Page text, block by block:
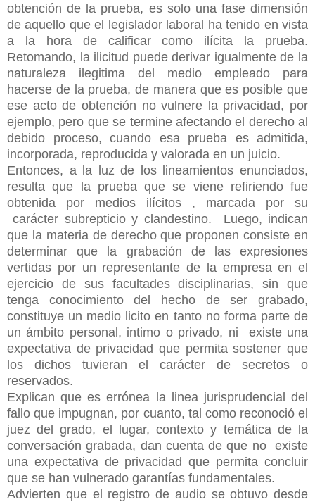
obtención de la prueba, es solo una fase dimensión
de aquello que el legislador laboral ha tenido en vista
a la hora de calificar como ilícita la prueba.
Retomando, la ilicitud puede derivar igualmente de la
naturaleza ilegitima del medio empleado para
hacerse de la prueba, de manera que es posible que
ese acto de obtención no vulnere la privacidad, por
ejemplo, pero que se termine afectando el derecho al
debido proceso, cuando esa prueba es admitida,
incorporada, reproducida y valorada en un juicio.
Entonces, a la luz de los lineamientos enunciados,
resulta que la prueba que se viene refiriendo fue
obtenida por medios ilícitos , marcada por su
carácter subrepticio y clandestino. Luego, indican
que la materia de derecho que proponen consiste en
determinar que la grabación de las expresiones
vertidas por un representante de la empresa en el
ejercicio de sus facultades disciplinarias, sin que
tenga conocimiento del hecho de ser grabado,
constituye un medio licito en tanto no forma parte de
un ámbito personal, intimo o privado, ni existe una
expectativa de privacidad que permita sostener que
los dichos tuvieran el carácter de secretos o
reservados.
Explican que es errónea la linea jurisprudencial del
fallo que impugnan, por cuanto, tal como reconoció el
juez del grado, el lugar, contexto y temática de la
conversación grabada, dan cuenta de que no existe
una expectativa de privacidad que permita concluir
que se han vulnerado garantías fundamentales.
Advierten que el registro de audio se obtuvo desde